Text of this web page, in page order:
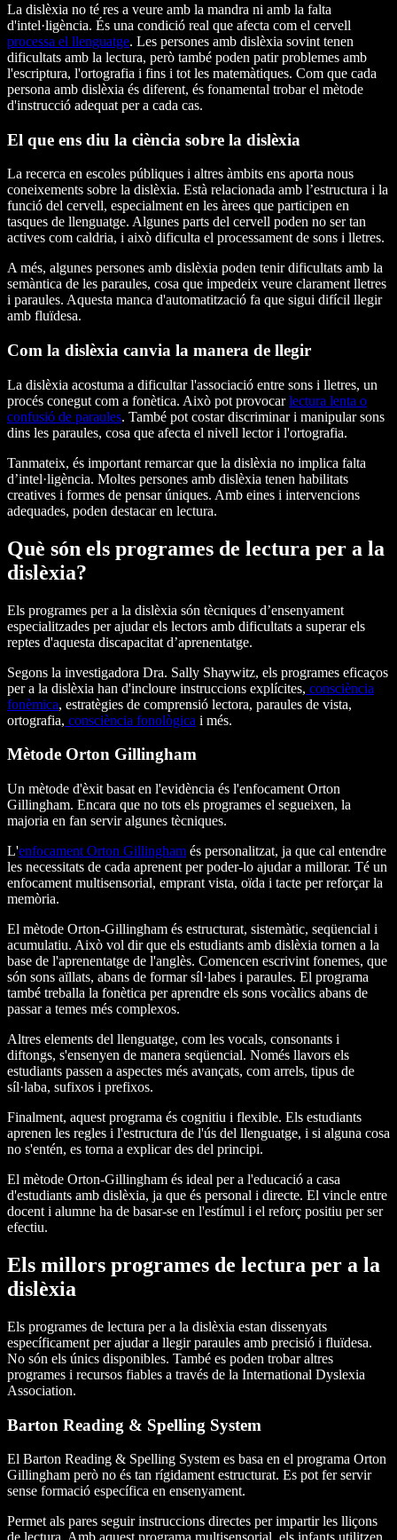
La dislèxia no té res a veure amb la mandra ni amb la falta
d'intel·ligència. És una condició real que afecta com el cervell
processa el llenguatge. Les persones amb dislèxia sovint tenen
dificultats amb la lectura, però també poden patir problemes amb
l'escriptura, l'ortografia i fins i tot les matemàtiques. Com que cada
persona amb dislèxia és diferent, és fonamental trobar el mètode
d'instrucció adequat per a cada cas.
El que ens diu la ciència sobre la dislèxia
La recerca en escoles públiques i altres àmbits ens aporta nous
coneixements sobre la dislèxia. Està relacionada amb l’estructura i la
funció del cervell, especialment en les àrees que participen en
tasques de llenguatge. Algunes parts del cervell poden no ser tan
actives com caldria, i això dificulta el processament de sons i lletres.
A més, algunes persones amb dislèxia poden tenir dificultats amb la
semàntica de les paraules, cosa que impedeix veure clarament lletres
i paraules. Aquesta manca d'automatització fa que sigui difícil llegir
amb fluïdesa.
Com la dislèxia canvia la manera de llegir
La dislèxia acostuma a dificultar l'associació entre sons i lletres, un
procés conegut com a fonètica. Això pot provocarlectura lenta o
confusió de paraules. També pot costar discriminar i manipular sons
dins les paraules, cosa que afecta el nivell lector i l'ortografia.
Tanmateix, és important remarcar que la dislèxia no implica falta
d’intel·ligència. Moltes persones amb dislèxia tenen habilitats
creatives i formes de pensar úniques. Amb eines i intervencions
adequades, poden destacar en lectura.
Què són els programes de lectura per a la
dislèxia?
Els programes per a la dislèxia són tècniques d’ensenyament
especialitzades per ajudar els lectors amb dificultats a superar els
reptes d'aquesta discapacitat d’aprenentatge.
Segons la investigadora Dra. Sally Shaywitz, els programes eficaços
per a la dislèxia han d'incloure instruccions explícites, consciència
fonèmica, estratègies de comprensió lectora, paraules de vista,
ortografia, consciència fonològica i més.
Mètode Orton Gillingham
Un mètode d'èxit basat en l'evidència és l'enfocament Orton
Gillingham. Encara que no tots els programes el segueixen, la
majoria en fan servir algunes tècniques.
L'enfocament Orton Gillingham és personalitzat, ja que cal entendre
les necessitats de cada aprenent per poder-lo ajudar a millorar. Té un
enfocament multisensorial, emprant vista, oïda i tacte per reforçar la
memòria.
El mètode Orton-Gillingham és estructurat, sistemàtic, seqüencial i
acumulatiu. Això vol dir que els estudiants amb dislèxia tornen a la
base de l'aprenentatge de l'anglès. Comencen escrivint fonemes, que
són sons aïllats, abans de formar síl·labes i paraules. El programa
també treballa la fonètica per aprendre els sons vocàlics abans de
passar a temes més complexos.
Altres elements del llenguatge, com les vocals, consonants i
diftongs, s'ensenyen de manera seqüencial. Només llavors els
estudiants passen a aspectes més avançats, com arrels, tipus de
síl·laba, sufixos i prefixos.
Finalment, aquest programa és cognitiu i flexible. Els estudiants
aprenen les regles i l'estructura de l'ús del llenguatge, i si alguna cosa
no s'entén, es torna a explicar des del principi.
El mètode Orton-Gillingham és ideal per a l'educació a casa
d'estudiants amb dislèxia, ja que és personal i directe. El vincle entre
docent i alumne ha de basar-se en l'estímul i el reforç positiu per ser
efectiu.
Els millors programes de lectura per a la
dislèxia
Els programes de lectura per a la dislèxia estan dissenyats
específicament per ajudar a llegir paraules amb precisió i fluïdesa.
No són els únics disponibles. També es poden trobar altres
programes i recursos fiables a través de la International Dyslexia
Association.
Barton Reading & Spelling System
El Barton Reading & Spelling System es basa en el programa Orton
Gillingham però no és tan rígidament estructurat. Es pot fer servir
sense formació específica en ensenyament.
Permet als pares seguir instruccions directes per impartir les lliçons